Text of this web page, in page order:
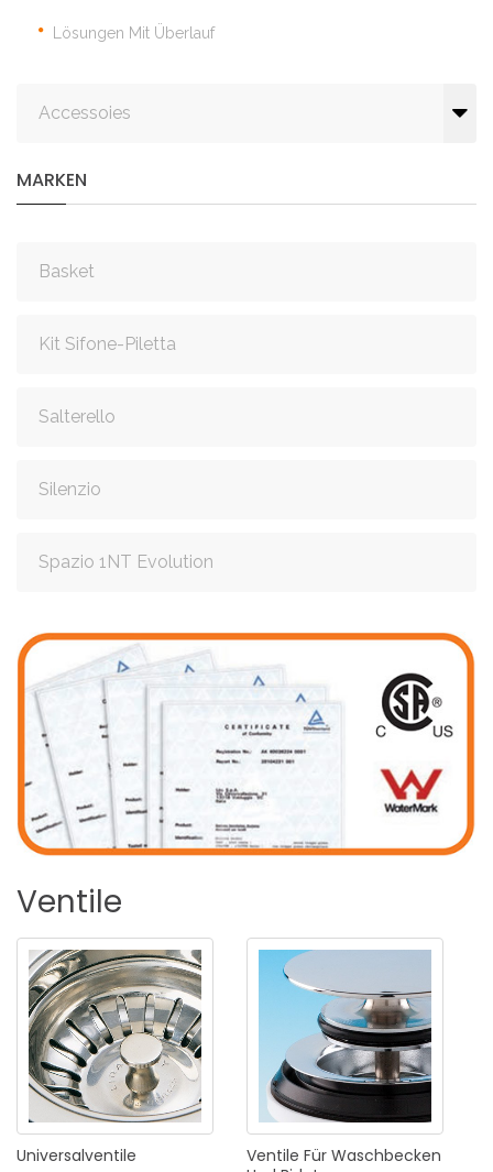
Lösungen Mit Überlauf
Accessoies
MARKEN
Basket
Kit Sifone-Piletta
Salterello
Silenzio
Spazio 1NT Evolution
Ventile
Universalventile Ventile Für Waschbecken